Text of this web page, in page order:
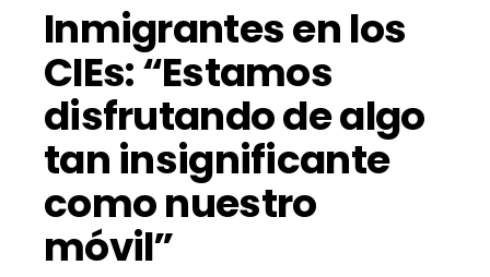
Inmigrantes en los
CIEs: “Estamos
disfrutando de algo
tan insignificante
como nuestro
móvil”